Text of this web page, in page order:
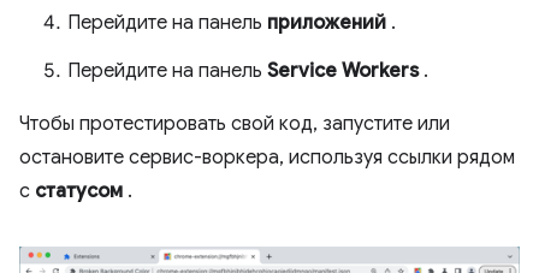
Перейдите на панель приложений .
Перейдите на панель Service Workers.
Чтобы протестировать свой код, запустите или
остановите сервис-воркера, используя ссылки рядом
с статусом .